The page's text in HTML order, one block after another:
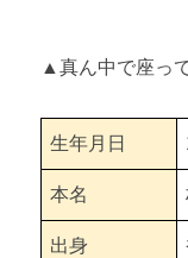
捜査官Ｘ（2011）
第5章 カンフー映
▲真ん中で座っ
生年月日
本名
出身